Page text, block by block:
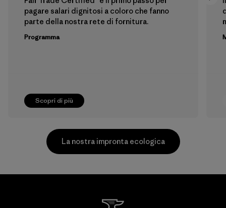
Scopri di più
pagare salari dignitosi a coloro che fanno
parte della nostra rete di fornitura.
Programma
La nostra impronta ecologica